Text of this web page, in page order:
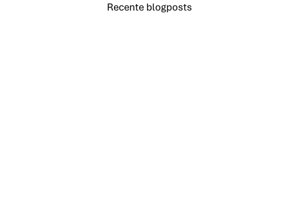
Recente blogposts